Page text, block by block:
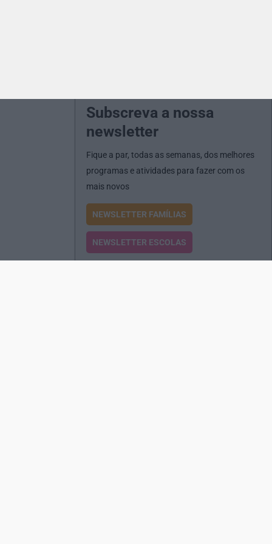
Subscreva a nossa
newsletter
Fique a par, todas as semanas, dos melhores
programas e atividades para fazer com os
mais novos
NEWSLETTER FAMÍLIAS
NEWSLETTER ESCOLAS